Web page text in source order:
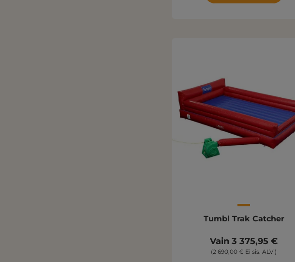
Tumbl Trak Catcher
Vain 3 375,95 €
(2 690,00 € Ei sis. ALV )